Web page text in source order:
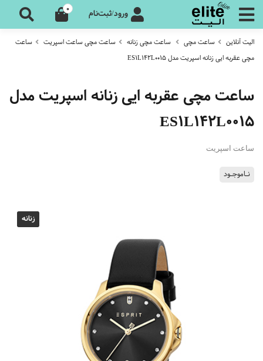
ورود/ثبت‌نام 0
الیت آنلاین ساعت مچی ساعت مچی زنانه ساعت مچی ساعت اسپریت
ساعت
مچی عقربه ایی زنانه اسپریت مدل ES1L142L0015
ساعت مچی عقربه ایی زنانه اسپریت مدل
ES1L142L0015
ساعت اسپریت
نـاموجـود
زنانه